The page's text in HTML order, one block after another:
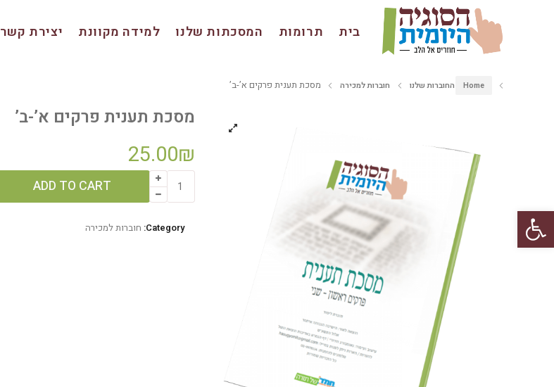
פתח סרגל נגישות
בית תרומות המסכתות שלנו למידה מקוונת יצירת קשר
Home החוברות שלנו חוברות למכירה מסכת תענית פרקים א’-ב’
מסכת תענית פרקים א’-ב’
25.00₪
מסכת
תענית
א'-
ADD TO CART
Category: חוברות למכירה